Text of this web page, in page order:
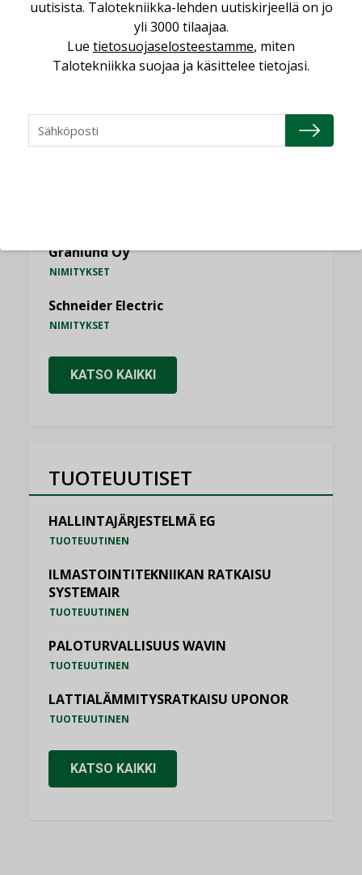
Consti
Granlund Oy
NIMITYKSET
Schneider Electric
NIMITYKSET
KATSO KAIKKI
TUOTEUUTISET
HALLINTAJÄRJESTELMÄ EG
TUOTEUUTINEN
ILMASTOINTITEKNIIKAN RATKAISU
SYSTEMAIR
TUOTEUUTINEN
PALOTURVALLISUUS WAVIN
TUOTEUUTINEN
LATTIALÄMMITYSRATKAISU UPONOR
TUOTEUUTINEN
KATSO KAIKKI
uutisista. Talotekniikka-lehden uutiskirjeellä on jo
yli 3000 tilaajaa.
Lue tietosuojaselosteestamme, miten
Talotekniikka suojaa ja käsittelee tietojasi.